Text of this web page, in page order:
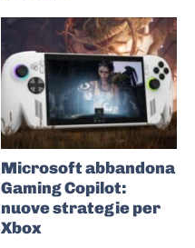
Microsoft abbandona
Gaming Copilot:
nuove strategie per
Xbox